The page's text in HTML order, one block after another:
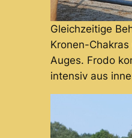
Gleichzeitige
Kronen-
Auges. Frodo
intensiv aus